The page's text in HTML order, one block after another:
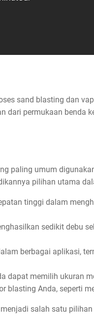
sand blasting dan
dari permukaan benda
paling umum
pilihan utama
tinggi dalam
sedikit debu
berbagai aplikasi,
dapat memilih ukuran
blasting Anda, seperti
salah satu